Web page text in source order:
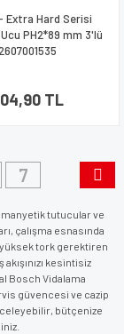
Extra Hard Serisi
PH2*89 mm 3'lü
TL
7
tutucular ve
çalışma esnasında
yüksek tork gerektiren
kesintisiz
Bosch Vidalama
güvencesi ve cazip
bütçenize